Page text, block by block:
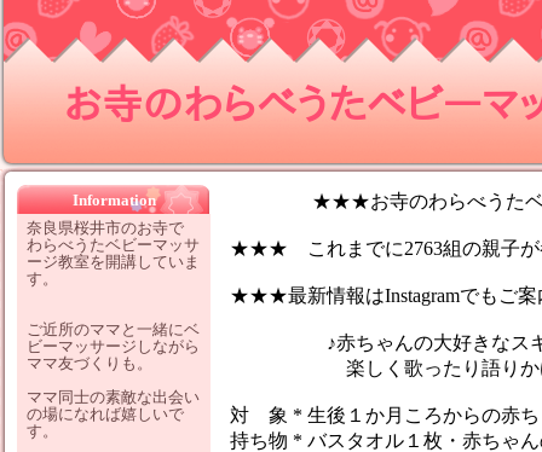
お寺のわらべうたベビーマッ
★★★お寺のわらべうたベ
★★★ これまでに2763組の親子が
★★★最新情報はInstagramでもご案
♪赤ちゃんの大好きなスキン
楽しく歌ったり語りかけな
対 象 * 生後１か月ころからの赤ち
持ち物 * バスタオル１枚・赤ちゃ
Information
奈良県桜井市のお寺で
わらべうたベビーマッサ
ージ教室を開講していま
す。
ご近所のママと一緒にベ
ビーマッサージしながら
ママ友づくりも。
ママ同士の素敵な出会い
の場になれば嬉しいで
す。